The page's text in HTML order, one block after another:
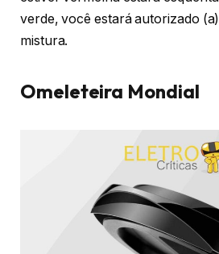
verde, você estará autorizado
mistura.
Omeleteira Mondial